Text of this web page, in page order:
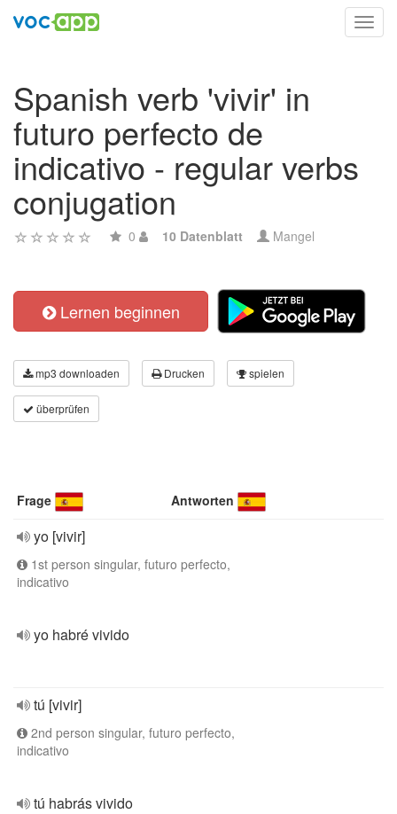
Spanish verb 'vivir' in
futuro perfecto de
indicativo - regular verbs
conjugation
0 10 Datenblatt Mangel
Lernen beginnen
mp3 downloaden Drucken spielen
überprüfen
Frage Antworten
yo [vivir]
1st person singular, futuro perfecto,
indicativo
yo habré vivido
tú [vivir]
2nd person singular, futuro perfecto,
indicativo
tú habrás vivido